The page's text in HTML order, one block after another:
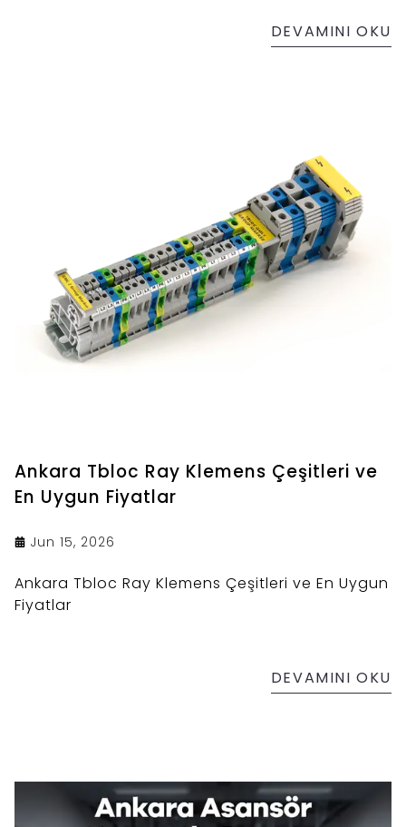
DEVAMINI OKU
Ankara Tbloc Ray Klemens Çeşitleri ve
En Uygun Fiyatlar
Jun 15, 2026
Ankara Tbloc Ray Klemens Çeşitleri ve En Uygun
Fiyatlar
DEVAMINI OKU